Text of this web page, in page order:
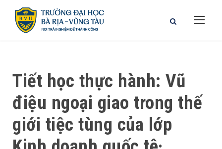
Tiết học thực hành: Vũ
điệu ngoại giao trong thế
giới tiệc tùng của lớp